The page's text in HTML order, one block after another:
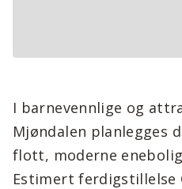
I barnevennlige og
Mjøndalen planlegges
flott, moderne
Estimert ferdigstillelse